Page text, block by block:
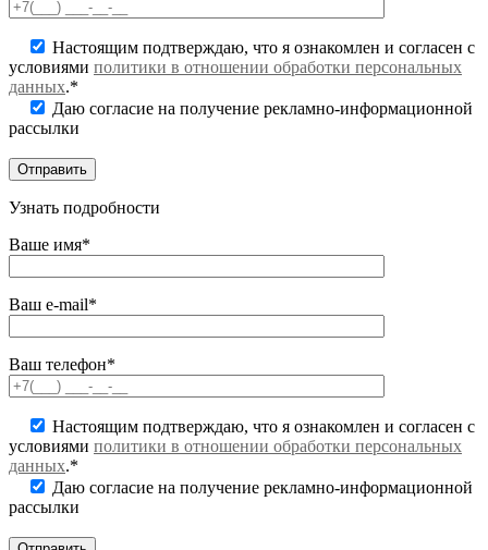
Настоящим подтверждаю, что я ознакомлен и согласен с
условиями политики в отношении обработки персональных
данных.*
Даю согласие на получение рекламно-информационной
рассылки
Узнать подробности
Ваше имя*
Ваш e-mail*
Ваш телефон*
Настоящим подтверждаю, что я ознакомлен и согласен с
условиями политики в отношении обработки персональных
данных.*
Даю согласие на получение рекламно-информационной
рассылки